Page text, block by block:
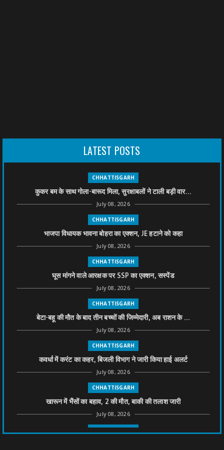
LATEST POSTS
CHHATTISGARH
कुकर बम के साथ गोला-बारूद मिला, सुरक्षाबलों ने टाली बड़ी वार...
July 08, 2026
CHHATTISGARH
भाजपा विधायक भावना बोहरा का एक्शन, JE हटाने को कहा
July 08, 2026
CHHATTISGARH
घूस मांगने वाले आरक्षक पर SSP का एक्शन, सस्पेंड
July 08, 2026
CHHATTISGARH
बेटा-बहू की मौत के बाद तीन बच्चों की जिम्मेदारी, अब राशन के ...
July 08, 2026
CHHATTISGARH
कवर्धा में करंट का कहर, बिजली विभाग ने जारी किया हाई अलर्ट
July 08, 2026
CHHATTISGARH
खारून में भैंसों का बहाव, 2 की मौत, बाकी की तलाश जारी
July 08, 2026
CHHATTISGARH